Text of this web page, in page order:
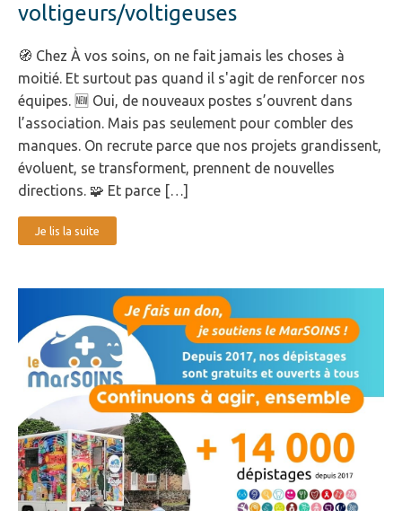
voltigeurs/voltigeuses
🧭 Chez À vos soins, on ne fait jamais les choses à
moitié. Et surtout pas quand il s'agit de renforcer nos
équipes. 🆕 Oui, de nouveaux postes s’ouvrent dans
l’association. Mais pas seulement pour combler des
manques. On recrute parce que nos projets grandissent,
évoluent, se transforment, prennent de nouvelles
directions. 🧩 Et parce […]
Je lis la suite